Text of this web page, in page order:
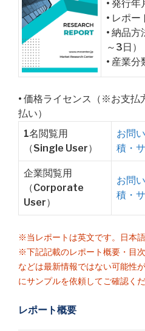
• 発行
• レポ
• 納品
～3日）
• 産業
• 価格ライセンス（※お支払
払い）
1名閲覧用
（Single User）
お問
積・
企業閲覧用
（Corporate
User）
お問
積・
※当レポートは英文です。日本語
※下記記載のレポート概要・目
などは最新情報ではない可能性
にサンプルを依頼してご確認くだ
レポート概要